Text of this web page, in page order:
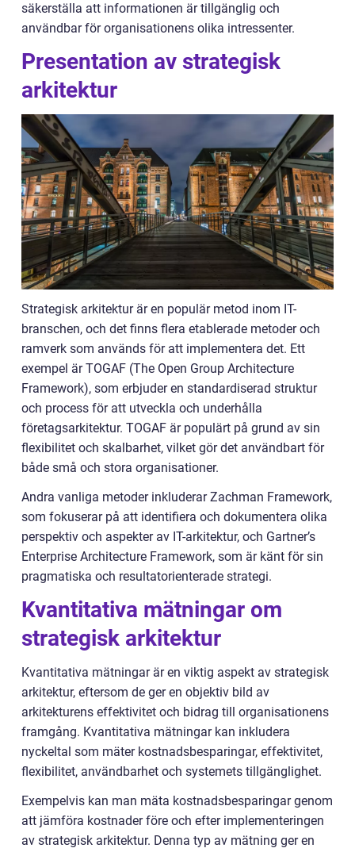
säkerställa att informationen är tillgänglig och
användbar för organisationens olika intressenter.
Presentation av strategisk
arkitektur
Strategisk arkitektur är en populär metod inom IT-
branschen, och det finns flera etablerade metoder och
ramverk som används för att implementera det. Ett
exempel är TOGAF (The Open Group Architecture
Framework), som erbjuder en standardiserad struktur
och process för att utveckla och underhålla
företagsarkitektur. TOGAF är populärt på grund av sin
flexibilitet och skalbarhet, vilket gör det användbart för
både små och stora organisationer.
Andra vanliga metoder inkluderar Zachman Framework,
som fokuserar på att identifiera och dokumentera olika
perspektiv och aspekter av IT-arkitektur, och Gartner’s
Enterprise Architecture Framework, som är känt för sin
pragmatiska och resultatorienterade strategi.
Kvantitativa mätningar om
strategisk arkitektur
Kvantitativa mätningar är en viktig aspekt av strategisk
arkitektur, eftersom de ger en objektiv bild av
arkitekturens effektivitet och bidrag till organisationens
framgång. Kvantitativa mätningar kan inkludera
nyckeltal som mäter kostnadsbesparingar, effektivitet,
flexibilitet, användbarhet och systemets tillgänglighet.
Exempelvis kan man mäta kostnadsbesparingar genom
att jämföra kostnader före och efter implementeringen
av strategisk arkitektur. Denna typ av mätning ger en